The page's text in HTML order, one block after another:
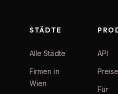
STÄDTE
Alle Städte
Firmen in
Wien
API
Preise
Für